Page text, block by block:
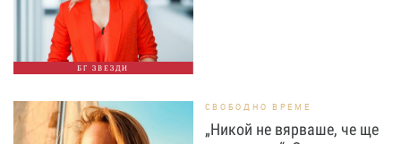
БГ ЗВЕЗДИ
СВОБОДНО ВРЕМЕ
„Никой не вярваше, че ще